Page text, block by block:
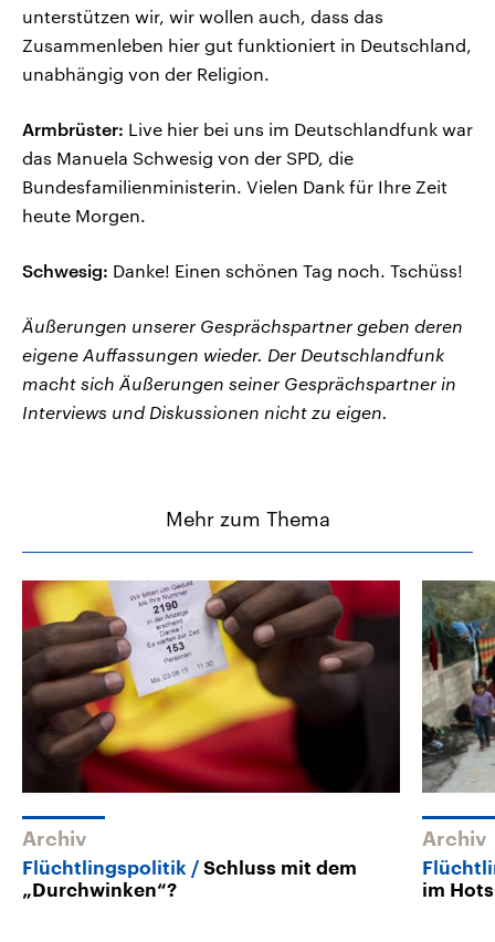
unterstützen wir, wir wollen auch, dass das
Zusammenleben hier gut funktioniert in Deutschland,
unabhängig von der Religion.
Armbrüster: Live hier bei uns im Deutschlandfunk war
das Manuela Schwesig von der SPD, die
Bundesfamilienministerin. Vielen Dank für Ihre Zeit
heute Morgen.
Schwesig: Danke! Einen schönen Tag noch. Tschüss!
Äußerungen unserer Gesprächspartner geben deren
eigene Auffassungen wieder. Der Deutschlandfunk
macht sich Äußerungen seiner Gesprächspartner in
Interviews und Diskussionen nicht zu eigen.
Mehr zum Thema
Archiv
Flüchtlingspolitik
Schluss mit dem
„Durchwinken“?
Archiv
im